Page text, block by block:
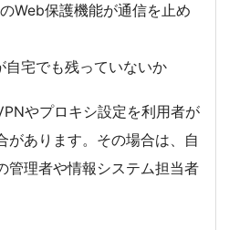
Web保護機能が通信を止め
宅でも残っていないか
やプロキシ設定を利用者が
があります。その場合は、自
管理者や情報システム担当者